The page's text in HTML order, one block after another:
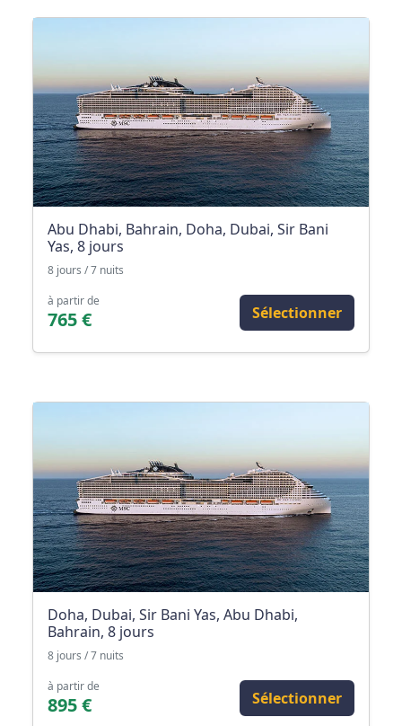
Abu Dhabi, Bahrain, Doha, Dubai, Sir Bani
Yas, 8 jours
8 jours / 7 nuits
à partir de
765 € Sélectionner
Doha, Dubai, Sir Bani Yas, Abu Dhabi,
Bahrain, 8 jours
8 jours / 7 nuits
à partir de
895 € Sélectionner